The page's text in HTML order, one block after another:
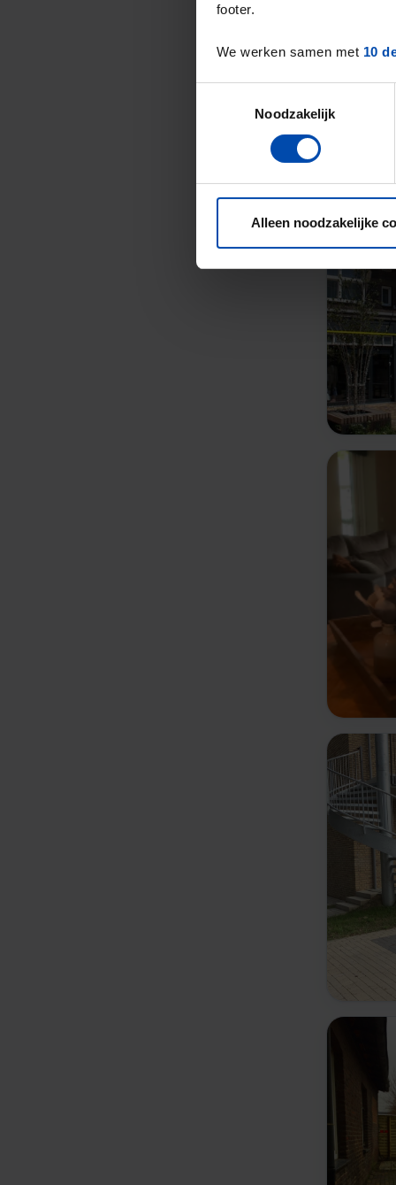
footer.
We werken samen met 10
Noodzakelijk
Alleen noodzakelijke